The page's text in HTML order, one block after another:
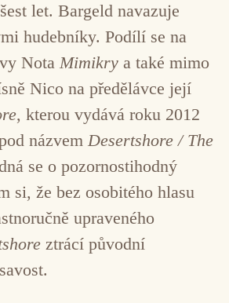
let. Bargeld navazuje
hudebníky. Podílí se na
Nota Mimikry a také mimo
Nico na předělávce její
, kterou vydává roku 2012
názvem Desertshore / The
se o pozornostihodný
si, že bez osobitého hlasu
upraveného
ztrácí původní